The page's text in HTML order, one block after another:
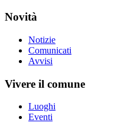
Novità
Notizie
Comunicati
Avvisi
Vivere il comune
Luoghi
Eventi